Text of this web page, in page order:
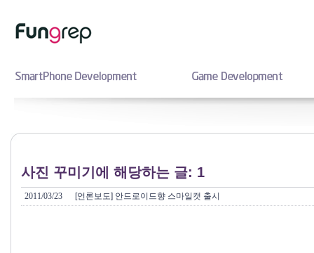
사진 꾸미기에 해당하는 글: 1
2011/03/23 [언론보도] 안드로이드향 스마일캣 출시